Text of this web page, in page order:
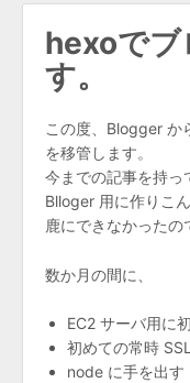
hexoでブ
す。
この度、Blogger か
を移管します。
今までの記事を持っ
Blloger 用に作りこ
鹿にできなかったの
数か月の間に、
EC2 サーバ用に
初めての常時
node に手を出す